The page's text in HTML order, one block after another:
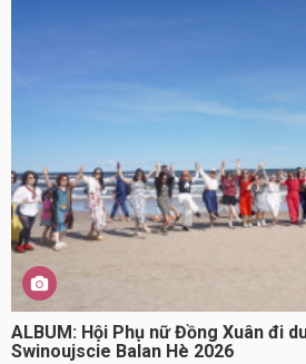
ALBUM: Hội Phụ nữ Đồng Xuân đi
Swinoujscie Balan Hè 2026